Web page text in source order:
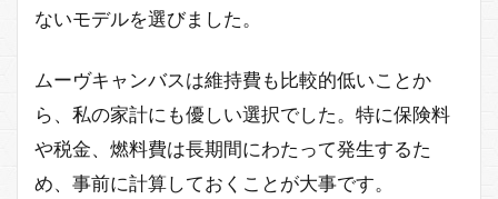
ないモデルを選びました。
ムーヴキャンバスは維持費も比較的低いことか
ら、私の家計にも優しい選択でした。特に保険料
や税金、燃料費は長期間にわたって発生するた
め、事前に計算しておくことが大事です。